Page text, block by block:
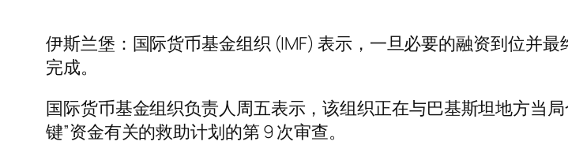
伊斯兰堡：国际货币基金组织 (IMF) 表示，一旦必要的融资到位并
完成。
国际货币基金组织负责人周五表示，该组织正在与巴基斯坦地方当
键”资金有关的救助计划的第 9 次审查。